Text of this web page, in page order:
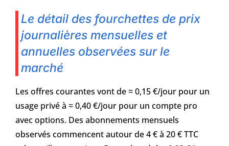
Le détail des fourchettes de prix
journalières mensuelles et
annuelles observées sur le
marché
Les offres courantes vont de ≈ 0,15 €/jour pour un
usage privé à ≈ 0,40 €/jour pour un compte pro
avec options. Des abonnements mensuels
observés commencent autour de 4 € à 20 € TTC